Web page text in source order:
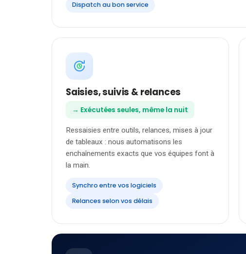
Dispatch au bon service
Saisies, suivis & relances
→ Exécutées seules, même la nuit
Ressaisies entre outils, relances, mises à jour
de tableaux : nous automatisons les
enchaînements exacts que vos équipes font à
la main.
Synchro entre vos logiciels
Relances selon vos délais